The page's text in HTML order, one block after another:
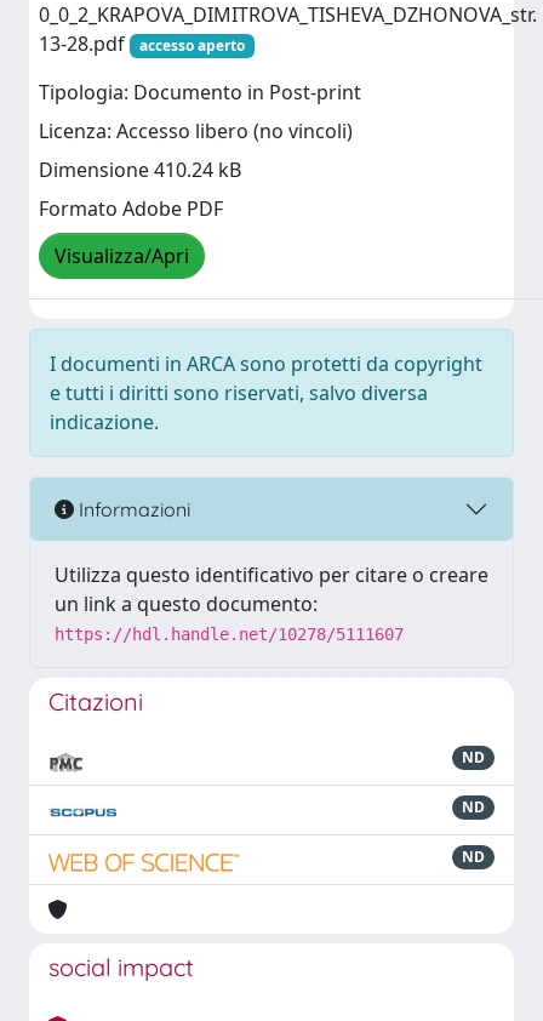
0_0_2_KRAPOVA_DIMITROVA_TISHEVA_DZHONOVA_str.
13-28.pdf
accesso aperto
Tipologia: Documento in Post-print
Licenza: Accesso libero (no vincoli)
Dimensione 410.24 kB
Formato Adobe PDF
Visualizza/Apri
I documenti in ARCA sono protetti da copyright
e tutti i diritti sono riservati, salvo diversa
indicazione.
Informazioni
Utilizza questo identificativo per citare o creare
un link a questo documento:
https://hdl.handle.net/10278/5111607
Citazioni
ND
ND
ND
social impact